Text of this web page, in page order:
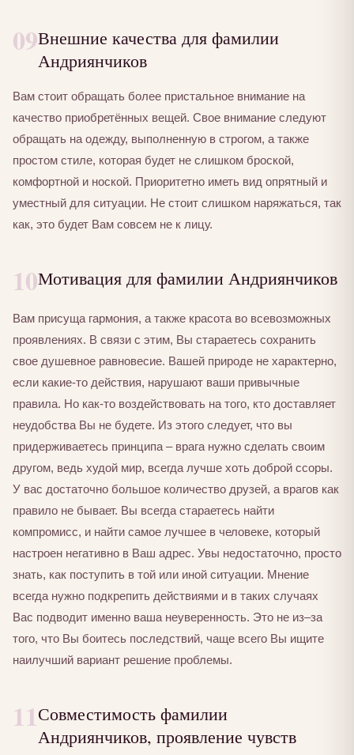
09Внешние качества для фамилии
Андриянчиков
Вам стоит обращать более пристальное внимание на
качество приобретённых вещей. Свое внимание следуют
обращать на одежду, выполненную в строгом, а также
простом стиле, которая будет не слишком броской,
комфортной и ноской. Приоритетно иметь вид опрятный и
уместный для ситуации. Не стоит слишком наряжаться, так
как, это будет Вам совсем не к лицу.
10Мотивация для фамилии Андриянчиков
Вам присуща гармония, а также красота во всевозможных
проявлениях. В связи с этим, Вы стараетесь сохранить
свое душевное равновесие. Вашей природе не характерно,
если какие-то действия, нарушают ваши привычные
правила. Но как-то воздействовать на того, кто доставляет
неудобства Вы не будете. Из этого следует, что вы
придерживаетесь принципа – врага нужно сделать своим
другом, ведь худой мир, всегда лучше хоть доброй ссоры.
У вас достаточно большое количество друзей, а врагов как
правило не бывает. Вы всегда стараетесь найти
компромисс, и найти самое лучшее в человеке, который
настроен негативно в Ваш адрес. Увы недостаточно, просто
знать, как поступить в той или иной ситуации. Мнение
всегда нужно подкрепить действиями и в таких случаях
Вас подводит именно ваша неуверенность. Это не из–за
того, что Вы боитесь последствий, чаще всего Вы ищите
наилучший вариант решение проблемы.
11Совместимость фамилии
Андриянчиков, проявление чувств